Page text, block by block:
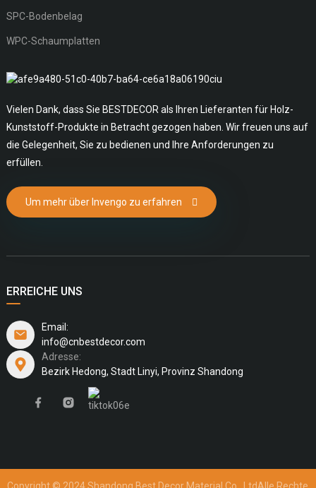
SPC-Bodenbelag
WPC-Schaumplatten
Vielen Dank, dass Sie BESTDECOR als Ihren Lieferanten für Holz-
Kunststoff-Produkte in Betracht gezogen haben. Wir freuen uns auf
die Gelegenheit, Sie zu bedienen und Ihre Anforderungen zu
erfüllen.
Um mehr über Invengo zu erfahren
ERREICHE UNS
Email:
info@cnbestdecor.com
Adresse:
Bezirk Hedong, Stadt Linyi, Provinz Shandong